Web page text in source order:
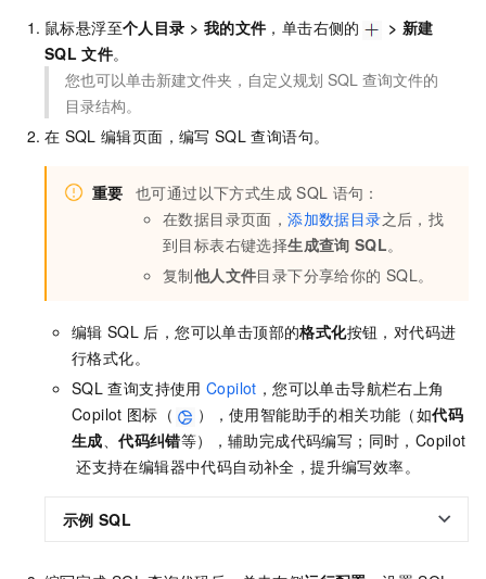
鼠标悬浮至个人目录 > 我的文件 ，单击右侧的 >新建
SQL 文件。
您也可以单击新建文件夹，自定义规划 SQL 查询文件的
目录结构。
在 SQL 编辑页面，编写 SQL 查询语句。
重要 也可通过以下方式生成 SQL 语句：
在数据目录页面，添加数据目录之后，找
到目标表右键选择生成查询 SQL。
复制他人文件目录下分享给你的 SQL。
编辑 SQL 后，您可以单击顶部的格式化按钮，对代码进
行格式化。
SQL 查询支持使用 Copilot ，您可以单击导航栏右上角
Copilot 图标（ ），使用智能助手的相关功能（如代码
生成、代码纠错等），辅助完成代码编写；同时，Copilot
还支持在编辑器中代码自动补全，提升编写效率。
示例 SQL